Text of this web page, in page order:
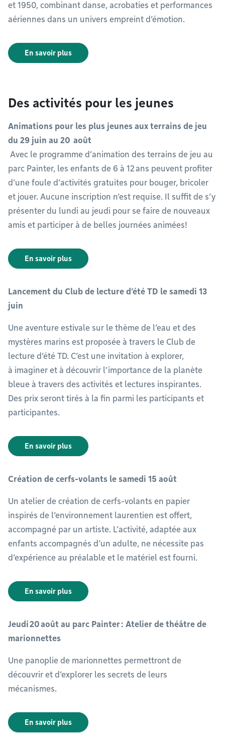
et 1950, combinant danse, acrobaties et performances
aériennes dans un univers empreint d’émotion.
En savoir plus
Des activités pour les jeunes
Animations pour les plus jeunes aux terrains de jeu
du 29 juin au 20 août
Avec le programme d’animation des terrains de jeu au
parc Painter, les enfants de 6 à 12 ans peuvent profiter
d’une foule d’activités gratuites pour bouger, bricoler
et jouer. Aucune inscription n’est requise. Il suffit de s’y
présenter du lundi au jeudi pour se faire de nouveaux
amis et participer à de belles journées animées!
En savoir plus
Lancement du Club de lecture d’été TD le samedi 13
juin
Une aventure estivale sur le thème de l’eau et des
mystères marins est proposée à travers le Club de
lecture d’été TD. C’est une invitation à explorer,
à imaginer et à découvrir l’importance de la planète
bleue à travers des activités et lectures inspirantes.
Des prix seront tirés à la fin parmi les participants et
participantes.
En savoir plus
Création de cerfs-volants le samedi 15 août
Un atelier de création de cerfs-volants en papier
inspirés de l’environnement laurentien est offert,
accompagné par un artiste. L’activité, adaptée aux
enfants accompagnés d’un adulte, ne nécessite pas
d’expérience au préalable et le matériel est fourni.
En savoir plus
Jeudi 20 août au parc Painter : Atelier de théâtre de
marionnettes
Une panoplie de marionnettes permettront de
découvrir et d’explorer les secrets de leurs
mécanismes.
En savoir plus